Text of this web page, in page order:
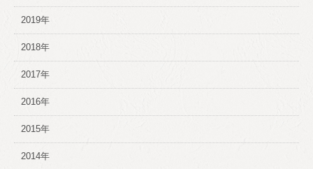
2019年
2018年
2017年
2016年
2015年
2014年